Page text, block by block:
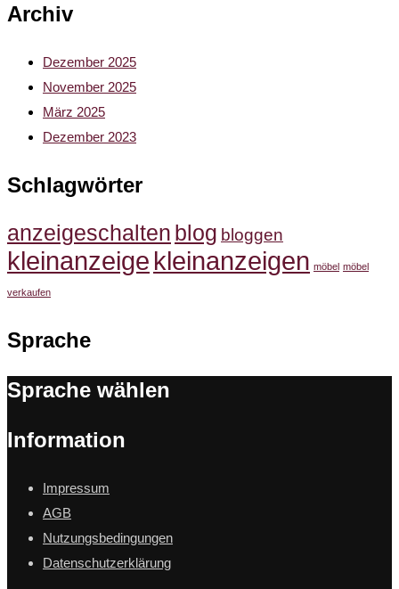
Archiv
Dezember 2025
November 2025
März 2025
Dezember 2023
Schlagwörter
anzeigeschalten blog bloggen
kleinanzeige kleinanzeigen möbel möbel
verkaufen
Sprache
Sprache wählen
Information
Impressum
AGB
Nutzungsbedingungen
Datenschutzerklärung